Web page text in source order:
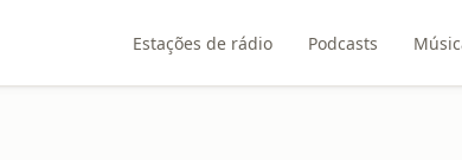
Estações de rádio Podcasts